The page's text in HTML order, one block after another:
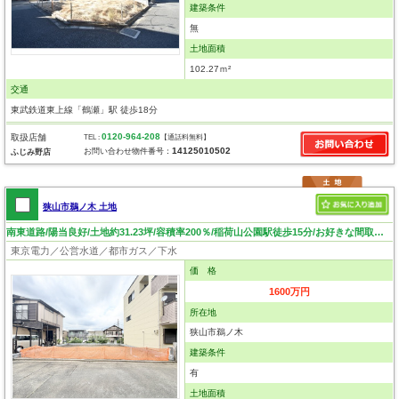
建築条件
無
土地面積
102.27ｍ²
交通
東武鉄道東上線「鶴瀬」駅 徒歩18分
取扱店舗
ふじみ野店
TEL :0120-964-208 【通話料無料】
お問い合わせ物件番号：14125010502
狭山市鵜ノ木 土地
南東道路/陽当良好/土地約31.23坪/容積率200％/稲荷山公園駅徒歩15分/お好きな間取で建築可能です
東京電力／公営水道／都市ガス／下水
価 格
1600万円
所在地
狭山市鵜ノ木
建築条件
有
土地面積